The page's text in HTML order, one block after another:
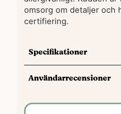
omsorg om detaljer och
certifiering.
Specifikationer
Storlek:
70×40 cm
Användarrecensioner